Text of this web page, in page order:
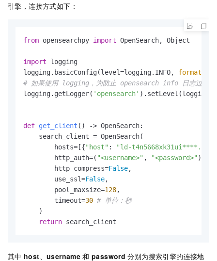
引擎，连接方式如下：
from opensearchpy import OpenSearch, Object
import logging
logging.basicConfig(level=logging.INFO, format
# 如果使用 logging，为防止 opensearch info 日志过多，
logging.getLogger( 'opensearch'
def get_client () -> OpenSearch:
    search_client = OpenSearch(
        hosts=[{
"host" :
"ld-
        http_auth=(
"<username>" , "<password>" ),
        http_compress=
False,
        use_ssl=
False,
        pool_maxsize=
128,
        timeout=
30 # 单位：秒
    )
return search_client
其中 host、username 和 password 分别为搜索引擎的连接地